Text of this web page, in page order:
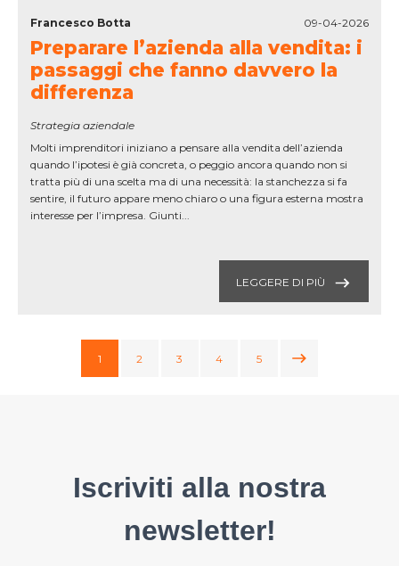
Francesco Botta 09-04-2026
Preparare l’azienda alla vendita: i
passaggi che fanno davvero la
differenza
Strategia aziendale
Molti imprenditori iniziano a pensare alla vendita dell’azienda
quando l’ipotesi è già concreta, o peggio ancora quando non si
tratta più di una scelta ma di una necessità: la stanchezza si fa
sentire, il futuro appare meno chiaro o una figura esterna mostra
interesse per l’impresa. Giunti...
LEGGERE DI PIÙ
1 2 3 4 5 {{